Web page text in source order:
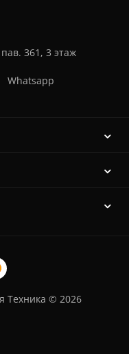
361, 3 этаж
Whatsapp
Техника © 2026